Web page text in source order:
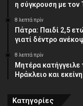
η σύγκρουση με τον
8 λεπτά πρίν
Πάτρα: Παιδί 2,5
γιατί δέντρο
8 λεπτά πρίν
Μητέρα κατήγγειλε
Ηράκλειο και
Κατηγορίες